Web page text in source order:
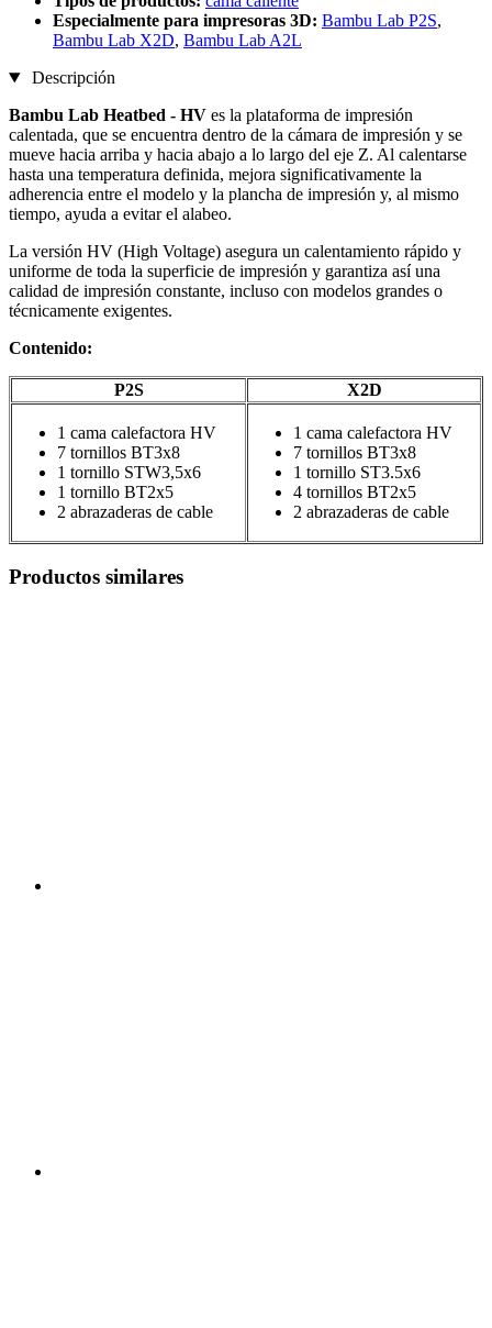
Especialmente para impresoras 3D: Bambu Lab P2S,
Bambu Lab X2D, Bambu Lab A2L
Descripción
Bambu Lab Heatbed - HV es la plataforma de impresión
calentada, que se encuentra dentro de la cámara de impresión y se
mueve hacia arriba y hacia abajo a lo largo del eje Z. Al calentarse
hasta una temperatura definida, mejora significativamente la
adherencia entre el modelo y la plancha de impresión y, al mismo
tiempo, ayuda a evitar el alabeo.
La versión HV (High Voltage) asegura un calentamiento rápido y
uniforme de toda la superficie de impresión y garantiza así una
calidad de impresión constante, incluso con modelos grandes o
técnicamente exigentes.
Contenido:
P2S X2D
1 cama calefactora HV
7 tornillos BT3x8
1 tornillo STW3,5x6
1 tornillo BT2x5
2 abrazaderas de cable
1 cama calefactora HV
7 tornillos BT3x8
1 tornillo ST3.5x6
4 tornillos BT2x5
2 abrazaderas de cable
Productos similares